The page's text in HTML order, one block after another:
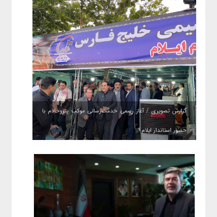
گزارش تصویری / آغاز رسمی خدمت‌رسانی موکب پتروخادم با
حضور استاندار ایلام